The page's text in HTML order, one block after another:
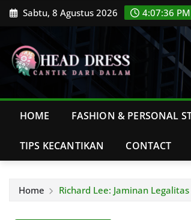
Skip Sabtu, 8 Agustus 2026 4:07:37 PM
HOME FASHION & PERSONAL
TIPS KECANTIKAN CONTACT
Home Richard Lee: Jaminan